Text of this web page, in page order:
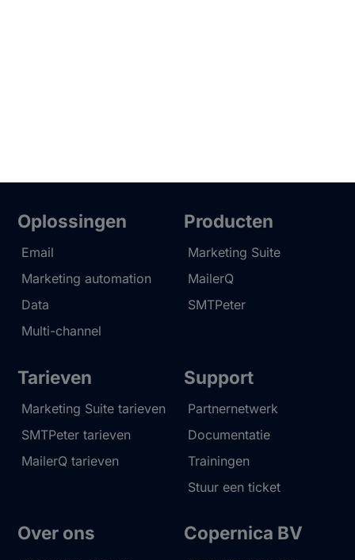
Oplossingen
Email
Marketing automation
Data
Multi-channel
Producten
Marketing Suite
MailerQ
SMTPeter
Tarieven
Marketing Suite tarieven
SMTPeter tarieven
MailerQ tarieven
Support
Partnernetwerk
Documentatie
Trainingen
Stuur een ticket
Over ons Copernica BV